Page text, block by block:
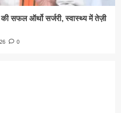
सफल ऑर्थो सर्जरी, स्वास्थ्य में तेज़ी
0